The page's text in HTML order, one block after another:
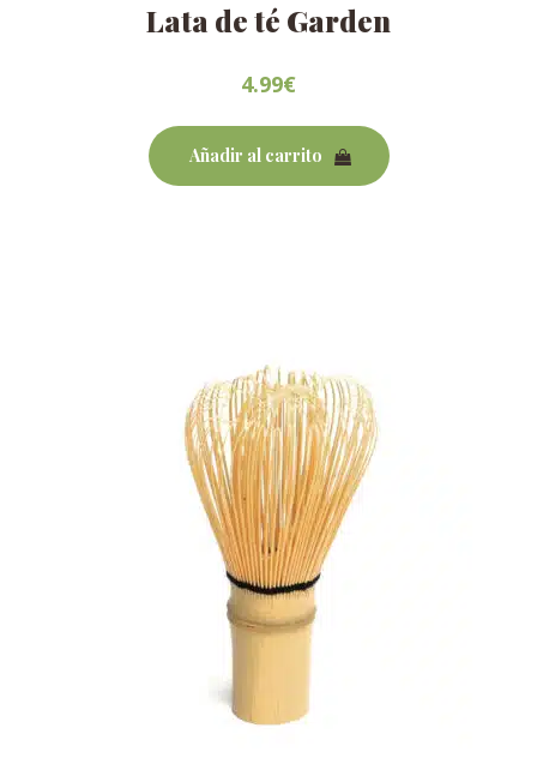
Lata de té Garden
4.99€
Añadir al carrito